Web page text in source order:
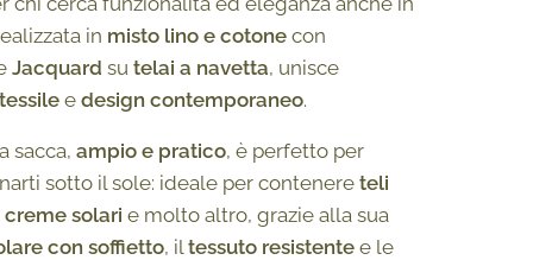
in misto lino e cotone con
Jacquard su telai a navetta, unisce
e design contemporaneo.
sacca, ampio e pratico, è perfetto per
sotto il sole: ideale per contenereteli
solari e molto altro, grazie alla sua
con soffietto, iltessuto resistente e le